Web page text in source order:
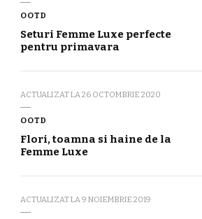
OOTD
Seturi Femme Luxe perfecte
pentru primavara
ACTUALIZAT LA 26 OCTOMBRIE 2020
OOTD
Flori, toamna si haine de la
Femme Luxe
ACTUALIZAT LA 9 NOIEMBRIE 2019